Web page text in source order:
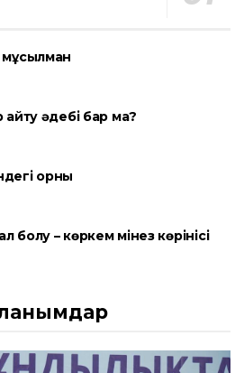
айту әдебі бар ма?
орны
болу – көркем мінез көрінісі